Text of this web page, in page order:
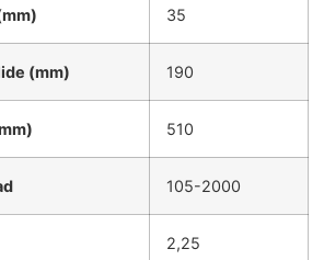
35
(mm) 190
510
105-2000
2,25